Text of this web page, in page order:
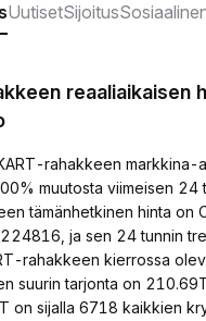
UutisetSijoitus
reaaliaikaisen
rahakkeen markkina-
muutosta viimeisen 24
tämänhetkinen hinta on
ja sen 24 tunnin
rahakkeen kierrossa
suurin tarjonta on
on sijalla 6718 kaikkien